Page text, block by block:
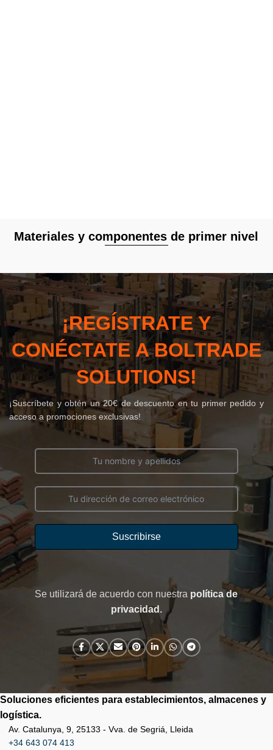
Materiales y componentes de primer nivel
¡REGÍSTRATE Y
CONÉCTATE A BOLTRADE
SOLUTIONS!
¡Suscríbete y obtén un 20€ de descuento en tu primer pedido y
acceso a promociones exclusivas!
Suscribirse
Se utilizará de acuerdo con nuestra política de
privacidad .
Soluciones eficientes para establecimientos, almacenes y
logística.
Av. Catalunya, 9, 25133 - Vva. de Segriá, Lleida
+34 643 074 413